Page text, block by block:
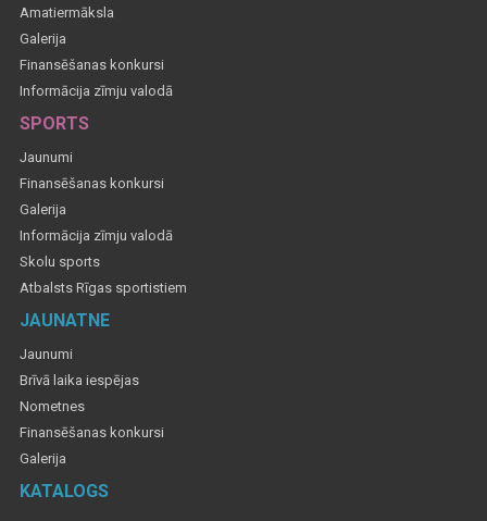
Amatiermāksla
Galerija
Finansēšanas konkursi
Informācija zīmju valodā
SPORTS
Jaunumi
Finansēšanas konkursi
Galerija
Informācija zīmju valodā
Skolu sports
Atbalsts Rīgas sportistiem
JAUNATNE
Jaunumi
Brīvā laika iespējas
Nometnes
Finansēšanas konkursi
Galerija
KATALOGS